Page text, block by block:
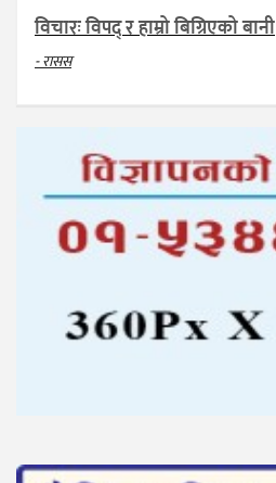
विचारः विपद् र हाम्रो बिग्रिएको बानी
- रासस